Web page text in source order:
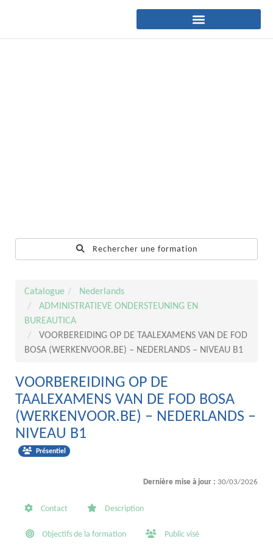
Rechercher une formation
Catalogue
Nederlands
ADMINISTRATIEVE ONDERSTEUNING EN
BUREAUTICA
VOORBEREIDING OP DE TAALEXAMENS VAN DE FOD
BOSA (WERKENVOOR.BE) – NEDERLANDS – NIVEAU B1
VOORBEREIDING OP DE
TAALEXAMENS VAN DE FOD BOSA
(WERKENVOOR.BE) – NEDERLANDS –
NIVEAU B1
Présentiel
Dernière mise à jour : 30/03/2026
Contact Description
Objectifs de la formation Public visé